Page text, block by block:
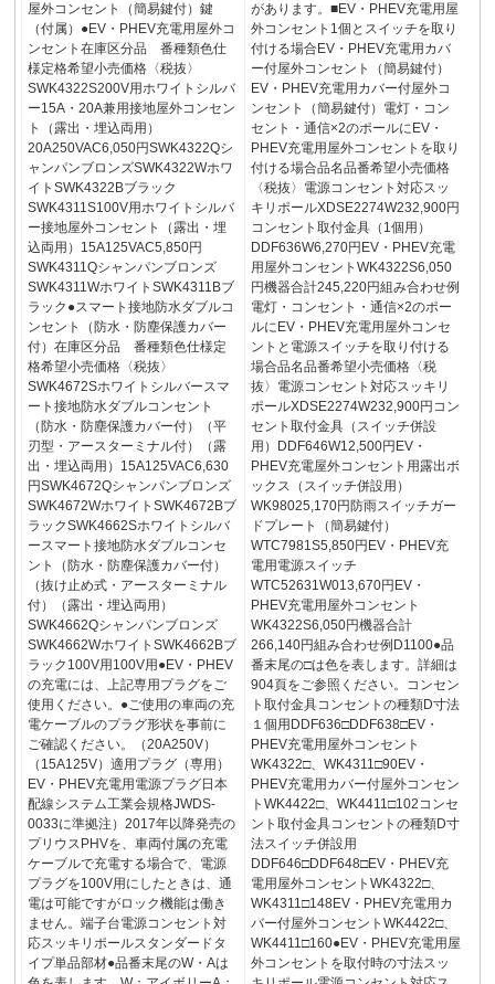
屋外コンセント（簡易鍵付）鍵
（付属）●EV・PHEV充電用屋外コ
ンセント在庫区分品 番種類色仕
様定格希望小売価格〈税抜〉
SWK4322S200V用ホワイトシルバ
ー15A・20A兼用接地屋外コンセン
ト（露出・埋込両用）
20A250VAC6,050円SWK4322Qシ
ャンパンブロンズSWK4322Wホワ
イトSWK4322Bブラック
SWK4311S100V用ホワイトシルバ
ー接地屋外コンセント（露出・埋
込両用）15A125VAC5,850円
SWK4311Qシャンパンブロンズ
SWK4311WホワイトSWK4311Bブ
ラック●スマート接地防水ダブルコ
ンセント（防水・防塵保護カバー
付）在庫区分品 番種類色仕様定
格希望小売価格〈税抜〉
SWK4672Sホワイトシルバースマ
ート接地防水ダブルコンセント
（防水・防塵保護カバー付）（平
刃型・アースターミナル付）（露
出・埋込両用）15A125VAC6,630
円SWK4672Qシャンパンブロンズ
SWK4672WホワイトSWK4672Bブ
ラックSWK4662Sホワイトシルバ
ースマート接地防水ダブルコンセ
ント（防水・防塵保護カバー付）
（抜け止め式・アースターミナル
付）（露出・埋込両用）
SWK4662Qシャンパンブロンズ
SWK4662WホワイトSWK4662Bブ
ラック100V用100V用●EV・PHEV
の充電には、上記専用プラグをご
使用ください。●ご使用の車両の充
電ケーブルのプラグ形状を事前に
ご確認ください。（20A250V）
（15A125V）適用プラグ（専用）
EV・PHEV充電用電源プラグ日本
配線システム工業会規格JWDS-
0033に準拠注）2017年以降発売の
プリウスPHVを、車両付属の充電
ケーブルで充電する場合で、電源
プラグを100V用にしたときは、通
電は可能ですがロック機能は働き
ません。端子台電源コンセント対
応スッキリポールスタンダードタ
イプ単品部材●品番末尾のW・Aは
があります。■EV・PHEV充電用屋
外コンセント1個とスイッチを取り
付ける場合EV・PHEV充電用カバ
ー付屋外コンセント（簡易鍵付）
EV・PHEV充電用カバー付屋外コ
ンセント（簡易鍵付）電灯・コン
セント・通信×2のポールにEV・
PHEV充電用屋外コンセントを取り
付ける場合品名品番希望小売価格
〈税抜〉電源コンセント対応スッ
キリポールXDSE2274W232,900円
コンセント取付金具（1個用）
DDF636W6,270円EV・PHEV充電
用屋外コンセントWK4322S6,050
円機器合計245,220円組み合わせ例
電灯・コンセント・通信×2のポー
ルにEV・PHEV充電用屋外コンセ
ントと電源スイッチを取り付ける
場合品名品番希望小売価格〈税
抜〉電源コンセント対応スッキリ
ポールXDSE2274W232,900円コン
セント取付金具（スイッチ併設
用）DDF646W12,500円EV・
PHEV充電屋外コンセント用露出ボ
ックス（スイッチ併設用）
WK98025,170円防雨スイッチガー
ドプレート（簡易鍵付）
WTC7981S5,850円EV・PHEV充
電用電源スイッチ
WTC52631W013,670円EV・
PHEV充電用屋外コンセント
WK4322S6,050円機器合計
266,140円組み合わせ例D1100●品
番末尾の□は色を表します。詳細は
904頁をご参照ください。コンセン
ト取付金具コンセントの種類D寸法
１個用DDF636□DDF638□EV・
PHEV充電用屋外コンセント
WK4322□、WK4311□90EV・
PHEV充電用カバー付屋外コンセン
トWK4422□、WK4411□102コンセ
ント取付金具コンセントの種類D寸
法スイッチ併設用
DDF646□DDF648□EV・PHEV充
電用屋外コンセントWK4322□、
WK4311□148EV・PHEV充電用カ
バー付屋外コンセントWK4422□、
WK4411□160●EV・PHEV充電用屋
外コンセントを取付時の寸法スッ